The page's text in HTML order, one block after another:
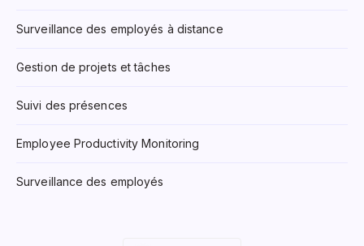
Surveillance des employés à distance
Gestion de projets et tâches
Suivi des présences
Employee Productivity Monitoring
Surveillance des employés